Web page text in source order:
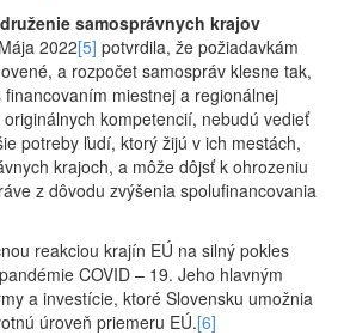
samosprávnych krajov
2022[5] potvrdila, že požiadavkám
a rozpočet samospráv klesne tak,
miestnej a regionálnej
kompetencií, nebudú vedieť
potreby ľudí, ktorý žijú v ich mestách,
krajoch, a môže dôjsť k ohrozeniu
z dôvodu zvýšenia spolufinancovania
reakciou krajín EÚ na silný pokles
COVID – 19. Jeho hlavným
a investície, ktoré Slovensku umožnia
úroveň priemeru EÚ.[6]